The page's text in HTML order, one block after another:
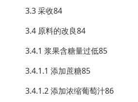
3.3 采收84
3.4 原料的改良84
3.4.1 浆果含糖量过低85
3.4.1.1 添加蔗糖85
3.4.1.2 添加浓缩葡萄汁86